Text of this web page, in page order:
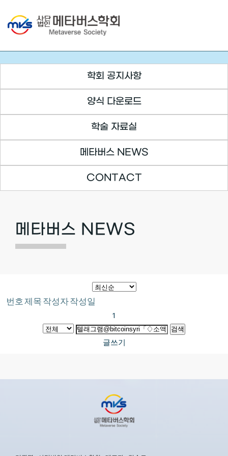
to
content
학회 공지사항
양식 다운로드
학술 자료실
메타버스 NEWS
CONTACT
메타버스 NEWS
번호제목작성자작성일
1
검색
글쓰기